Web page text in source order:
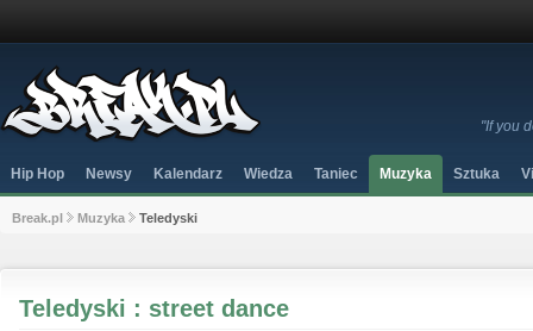
"If you
Hip Hop Newsy Kalendarz Wiedza Taniec Muzyka Sztuka
Break.pl Muzyka Teledyski
Teledyski : street dance